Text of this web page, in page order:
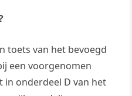
toets van het bevoegd
een voorgenomen
in onderdeel D van het